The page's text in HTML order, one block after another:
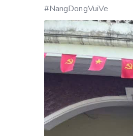
#NangDongVuiVe